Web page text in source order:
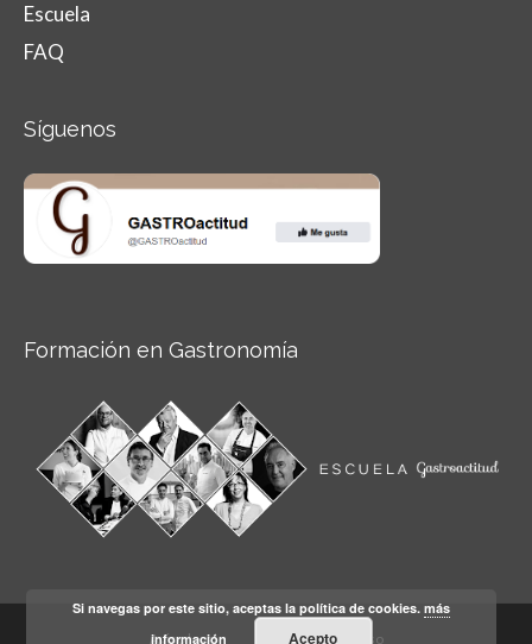
Escuela
FAQ
Síguenos
Formación en Gastronomía
Aviso legal Condiciones de Uso
Si navegas por este sitio, aceptas la política de cookies.más
información
Acepto